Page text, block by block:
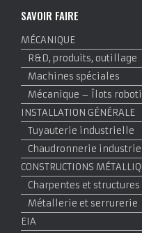
SAVOIR FAIRE
MÉCANIQUE
R&D, produits, outillage
Machines spéciales
Mécanique – Îlots
INSTALLATION GÉNÉRALE
Tuyauterie industrielle
Chaudronnerie
CONSTRUCTIONS
Charpentes et
Métallerie et serrurerie
EIA